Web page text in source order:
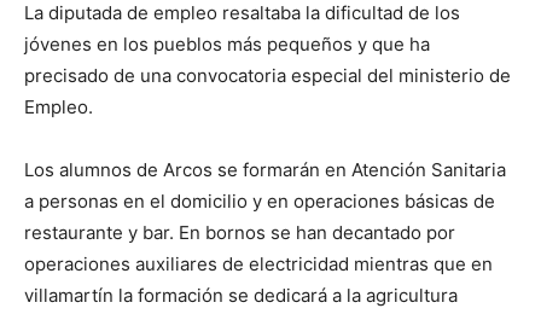
La diputada de empleo resaltaba la dificultad de los
jóvenes en los pueblos más pequeños y que ha
precisado de una convocatoria especial del ministerio de
Empleo.
Los alumnos de Arcos se formarán en Atención Sanitaria
a personas en el domicilio y en operaciones básicas de
restaurante y bar. En bornos se han decantado por
operaciones auxiliares de electricidad mientras que en
villamartín la formación se dedicará a la agricultura